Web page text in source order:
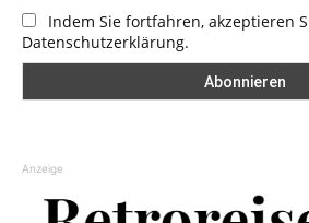
Indem Sie fortfahren, akzeptieren
Datenschutzerklärung.
Anzeige